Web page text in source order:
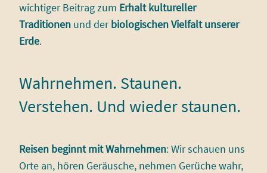
wichtiger Beitrag zum Erhalt kultureller
Traditionen und derbiologischen Vielfalt unserer
Erde.
Wahrnehmen. Staunen.
Verstehen. Und wieder staunen.
Reisen beginnt mit Wahrnehmen: Wir schauen uns
Orte an, hören Geräusche, nehmen Gerüche wahr,